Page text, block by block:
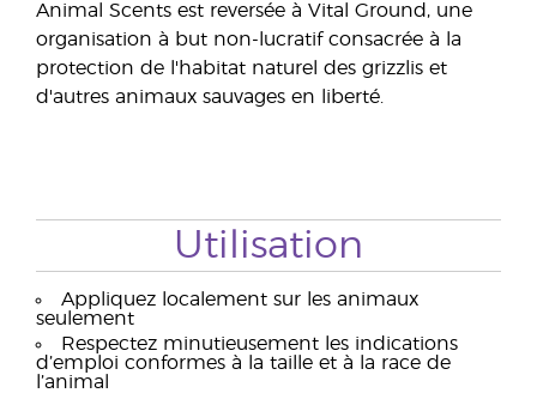
Animal Scents est reversée à Vital Ground, une
organisation à but non-lucratif consacrée à la
protection de l'habitat naturel des grizzlis et
d'autres animaux sauvages en liberté.
Utilisation
Appliquez localement sur les animaux
seulement
Respectez minutieusement les indications
d’emploi conformes à la taille et à la race de
l’animal